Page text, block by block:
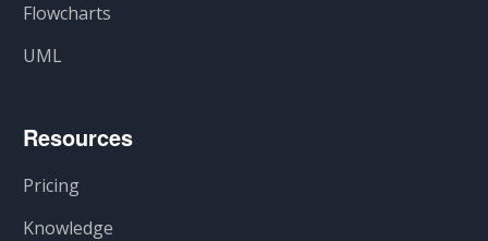
Flowcharts
UML
Resources
Pricing
Knowledge